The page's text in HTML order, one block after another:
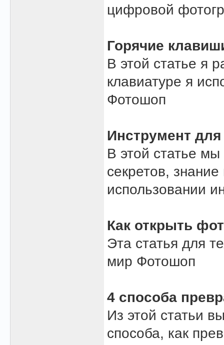
цифровой
Горячие
В этой статье я
клавиатуре я
Фотошоп
Инструмент
В этой статье
секретов,
использовании
Как открыть
Эта статья для
мир Фотошоп
4 способа
Из этой статьи
способа, как